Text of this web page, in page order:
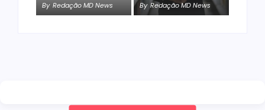
By Redação MD News By Redação MD News